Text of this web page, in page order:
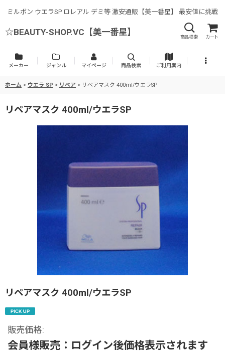
ミルボン ウエラSP ロレアル デミ等 激安通販【美一番星】 最安値に挑戦
☆BEAUTY-SHOP.VC【美一番星】
商品検索 カート
メーカー ジャンル マイページ 商品検索 ご利用案内
ホーム > ウエラ SP > リペア > リペアマスク 400ml/ウエラSP
リペアマスク 400ml/ウエラSP
リペアマスク 400ml/ウエラSP
販売価格:
会員様販売：ログイン後価格表示されます